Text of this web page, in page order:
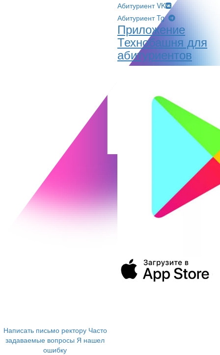
Написать письмо ректору Часто
задаваемые вопросы Я нашел
ошибку
Абитуриент VK
Абитуриент Tg
Приложение
Технобашня для
абитуриентов